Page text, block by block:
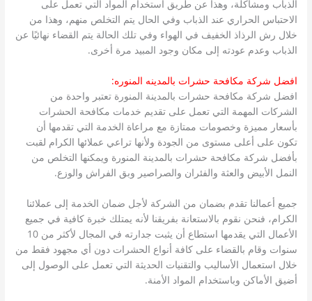
الذباب ومشاكلة، وهذا عن طريق استخدام المواد التي تعمل على
الاحتباس الحراري عند الذباب وفي الحال يتم التخلص منهم، وهذا من
خلال رش الرذاذ الخفيف في الهواء وفي تلك الحالة يتم القضاء نهائيًا عن
الذباب وعدم عودته إلى مكان وجود المبيد مرة أخرى.
افضل شركة مكافحة حشرات بالمدينه المنوره:
افضل شركة مكافحة حشرات بالمدينة المنورة تعتبر واحدة من
الشركات المهمة التي تعمل على تقديم خدمات مكافحة الحشرات
بأسعار مميزة وخصومات ممتازة مع مراعاة الخدمة التي تقدمها أن
تكون على أعلى مستوى من الجودة ولأنها تراعي عملائها الكرام لقبت
بأفضل شركة مكافحة حشرات بالمدينة المنورة ويمكنها التخلص من
النمل الأبيض والعثة والفئران والصراصير وبق الفراش والوزع.
جميع أعمالنا تقدم بضمان من الشركة لأجل ضمان الخدمة إلى عملائنا
الكرام، فنحن نقوم بالاستعانة بفريقنا لأنه يمتلك خبرة كافية في جميع
الأعمال التي يقدمها استطاع أن يثبت جدارته في المجال لأكثر من 10
سنوات وقام بالقضاء على كافة أنواع الحشرات دون أي مجهود فقط من
خلال استعمال الأساليب والتقنيات الحديثة التي تعمل على الوصول إلى
أضيق الأماكن وباستخدام المواد الأمنة.